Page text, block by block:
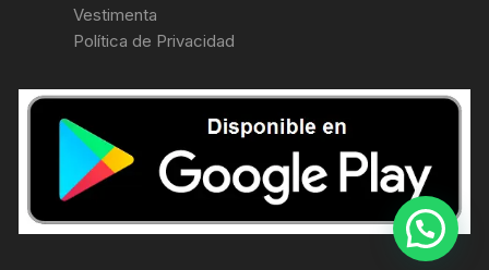
Vestimenta
Política de Privacidad